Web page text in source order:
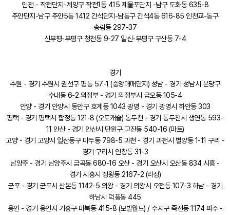
인천 - 작전단지-계양구 작전1동 415 제물포단지 -남구 도화동 635-8
주안단지-남구 주안5동 1412 간석단지-남동구 간석4동 616-85 인천교-동구
송림동 297-37
신부평-부평구 청천동 9-27 일신-부평구 구산동 7-4
경기
수원 - 경기 수원시 권선구 평동 57-1 (중앙매매단지) 성남 - 경기 성남시 분당구
수내동 6-2 의정부 - 경기 의정부시 금오동 105-4
안양 - 경기 안양시 동안구 호계동 1043 광명 - 경기 광명시 하안동 303
평택 - 경기 평택시 합정동 121-8 (오토캐슬) 동두천 - 경기 동두천시 생연동 593-
11 안산 - 경기 안산시 단원구 고잔동 540-16 (마트)
고양 - 경기 고양시 일산동구 마두동 798-5 과천 - 경기 과천시 별양동 1-11 구리 -
경기 구리시 인창동 31-3
남양주 - 경기 남양주시 금곡동 680-16 오산 - 경기 오산시 오산동 834 시흥 -
경기 시흥시 정왕동 2167-2 (라성)
군포 - 경기 군포시 산본동 1142-5 의왕 - 경기 의왕시 오전동 107-3 하남 - 경기
하남시 덕풍동 445
용인 - 경기 용인시 기흥구 마북동 415-8 (모빌월드) / 수지구 죽전동 1174 파주 -